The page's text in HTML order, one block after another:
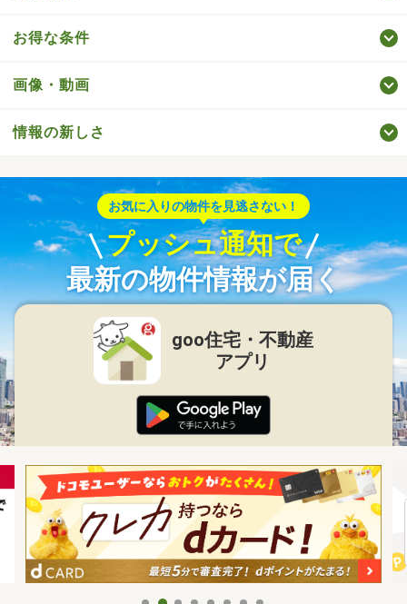
お得な条件
画像・動画
情報の新しさ
お気に入りの物件を見逃さない！
プッシュ通知で
最新の物件情報が届く
goo住宅・不動産
アプリ